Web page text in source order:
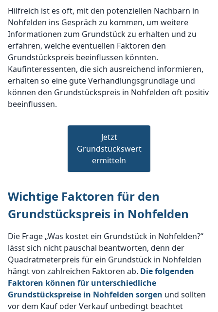
Hilfreich ist es oft, mit den potenziellen Nachbarn in
Nohfelden ins Gespräch zu kommen, um weitere
Informationen zum Grundstück zu erhalten und zu
erfahren, welche eventuellen Faktoren den
Grundstückspreis beeinflussen könnten.
Kaufinteressenten, die sich ausreichend informieren,
erhalten so eine gute Verhandlungsgrundlage und
können den Grundstückspreis in Nohfelden oft positiv
beeinflussen.
Jetzt
Grundstückswert
ermitteln
Wichtige Faktoren für den
Grundstückspreis in Nohfelden
Die Frage „Was kostet ein Grundstück in Nohfelden?“
lässt sich nicht pauschal beantworten, denn der
Quadratmeterpreis für ein Grundstück in Nohfelden
hängt von zahlreichen Faktoren ab. Die folgenden
Faktoren können für unterschiedliche
Grundstückspreise in Nohfelden sorgen und sollten
vor dem Kauf oder Verkauf unbedingt beachtet